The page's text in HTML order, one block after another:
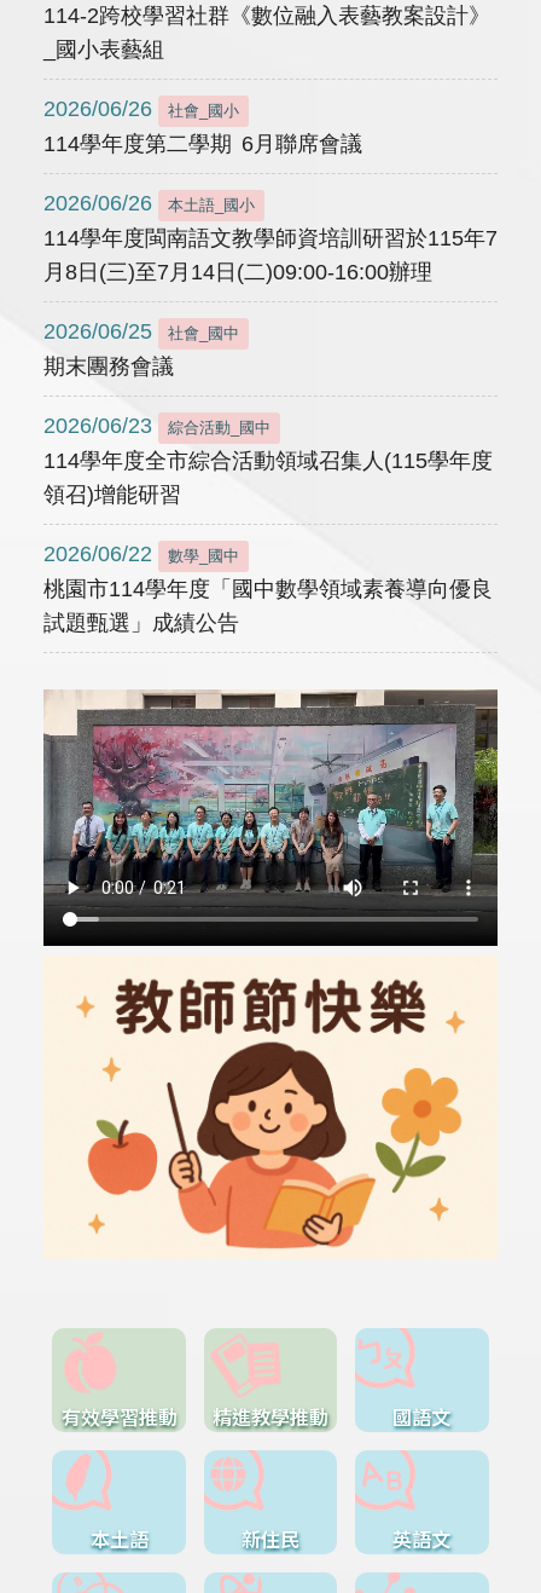
114-2跨校學習社群《數位融入表藝教案設計》
_國小表藝組
2026/06/26 社會_國小
114學年度第二學期 6月聯席會議
2026/06/26 本土語_國小
114學年度閩南語文教學師資培訓研習於115年7
月8日(三)至7月14日(二)09:00-16:00辦理
2026/06/25 社會_國中
期末團務會議
2026/06/23 綜合活動_國中
114學年度全市綜合活動領域召集人(115學年度
領召)增能研習
2026/06/22 數學_國中
桃園市114學年度「國中數學領域素養導向優良
試題甄選」成績公告
有效學習推動 精進教學推動 國語文
本土語 新住民 英語文